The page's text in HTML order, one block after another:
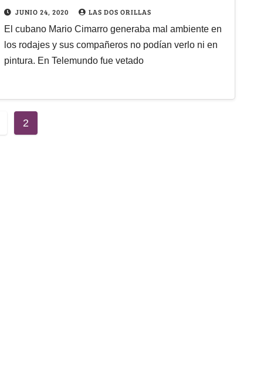
carrera
JUNIO 24, 2020 LAS DOS ORILLAS
El cubano Mario Cimarro generaba mal ambiente en
los rodajes y sus compañeros no podían verlo ni en
pintura. En Telemundo fue vetado
2